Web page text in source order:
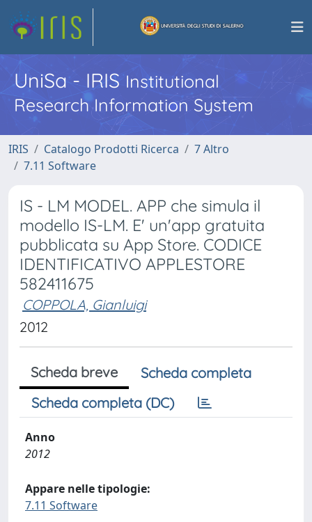
UniSa - IRISInstitutional
Research Information System
IRIS Catalogo Prodotti Ricerca
7 Altro
7.11 Software
IS - LM MODEL. APP che simula il
modello IS-LM. E' un'app gratuita
pubblicata su App Store. CODICE
IDENTIFICATIVO APPLESTORE
582411675
COPPOLA, Gianluigi
2012
Scheda breve
Scheda completa
Scheda completa (DC)
Anno
2012
Appare nelle tipologie:
7.11 Software